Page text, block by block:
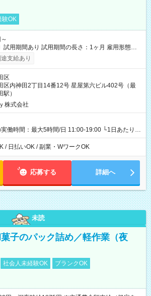
験OK
試用期間あり 試用期間の長さ：1ヶ月 雇用形態、
時と同じです。
支給あり
区
区内神田2丁目14番12号 星屋第六ビル402号（最
）
株式会社
働時間：最大5時間/日 11:00-19:00 └1日あたりの
5時間 └上記の時間帯内であれば、いつでも勤務可
土曜日の中で、お好きな曜日でご勤務いただけま
どのように、自由な働き方が可能なお仕事です！
/ 日払いOK / 副業・WワークOK
応募する 詳細へ
未読
子のパック詰め／軽作業（夜
社会人未経験OK
ブランクOK